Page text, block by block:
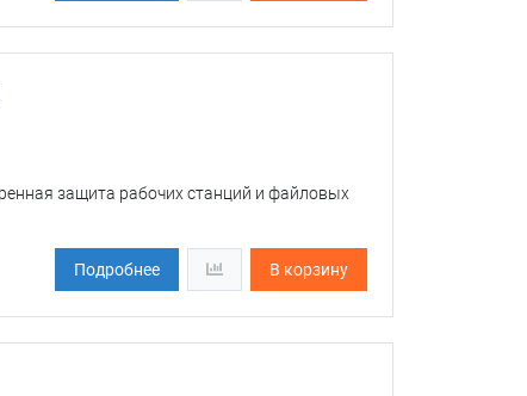
защита рабочих станций и файловых
Подробнее В корзину